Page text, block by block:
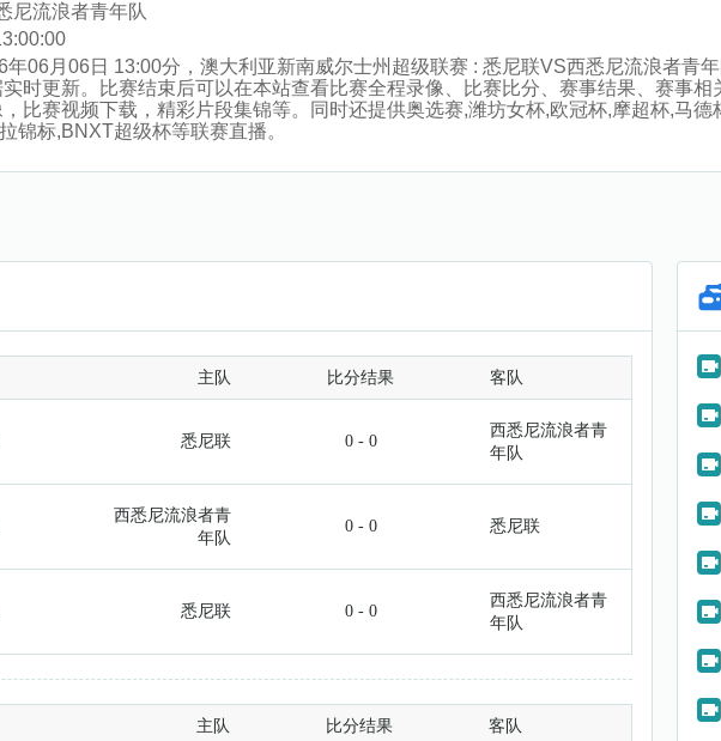
尼流浪者青年队
年06月06日 13:00分，澳大利亚新南威尔士州超级联赛 : 悉尼联VS西悉尼流浪者青
时更新。比赛结束后可以在本站查看比赛全程录像、比赛比分、赛事结果、赛事
比赛视频下载，精彩片段集锦等。同时还提供奥选赛,潍坊女杯,欧冠杯,摩超杯,马
锦标,BNXT超级杯等联赛直播。
主队 比分结果 客队
悉尼联 0 - 0
西悉尼流浪者青
年队
西悉尼流浪者青
年队
0 - 0 悉尼联
悉尼联 0 - 0
西悉尼流浪者青
年队
主队 比分结果 客队